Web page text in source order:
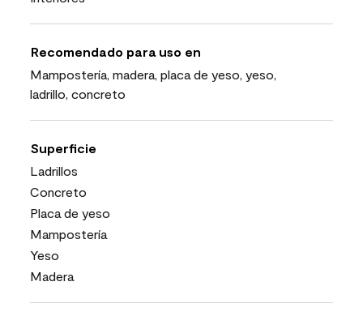
Recomendado para uso en
Mampostería, madera, placa de yeso, yeso,
ladrillo, concreto
Superficie
Ladrillos
Concreto
Placa de yeso
Mampostería
Yeso
Madera